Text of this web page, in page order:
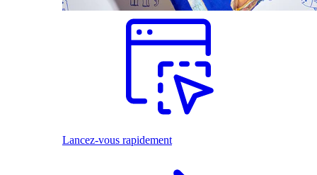
Lancez-vous rapidement